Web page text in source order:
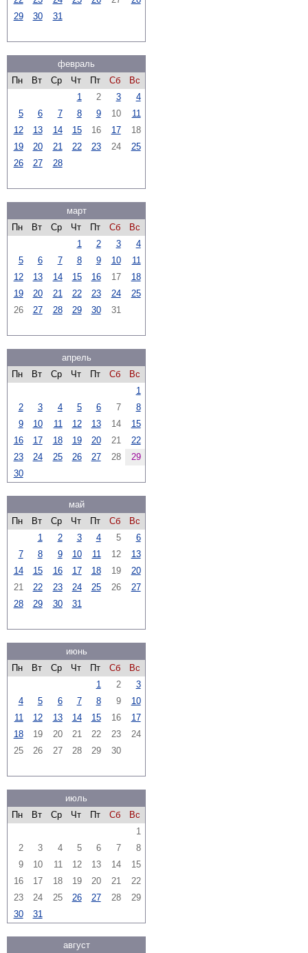
29
30 31
февраль
Пн
Вт Ср Чт Пт Сб
Вс
1
2 3
4
5
6 7 8 9 10
11
12
13 14 15 16 17
18
19
20 21 22 23 24
25
26
27 28
март
Пн
Вт Ср Чт Пт Сб
Вс
1
2 3
4
5
6 7 8 9 10
11
12
13 14 15 16 17
18
19
20 21 22 23 24
25
26
27 28 29 30 31
апрель
Пн
Вт Ср Чт Пт Сб
Вс
1
2
3 4 5 6 7
8
9
10 11 12 13 14
15
16
17 18 19 20 21
22
23
24 25 26 27 28
29
30
май
Пн
Вт Ср Чт Пт Сб
Вс
1
2 3 4 5
6
7
8 9 10 11 12
13
14
15 16 17 18 19
20
21
22 23 24 25 26
27
28
29 30 31
июнь
Пн
Вт Ср Чт Пт Сб
Вс
1
2
3
4
5 6 7 8 9
10
11
12 13 14 15 16
17
18
19 20 21 22 23
24
25
26 27 28 29 30
июль
Пн
Вт Ср Чт Пт Сб
Вс
1
2
3 4 5 6 7
8
9
10 11 12 13 14
15
16
17 18 19 20 21
22
23
24 25 26 27 28
29
30
31
август